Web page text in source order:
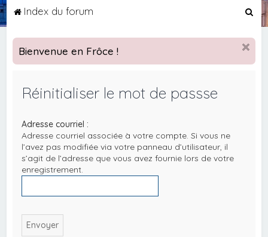
Index du forum
c
h
Bienvenue en Frôce !
Réinitialiser le mot de passse
Adresse courriel :
Adresse courriel associée à votre compte. Si vous ne
l’avez pas modifiée via votre panneau d’utilisateur, il
s’agit de l’adresse que vous avez fournie lors de votre
enregistrement.